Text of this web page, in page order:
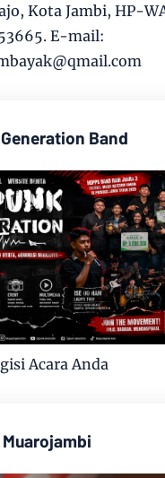
Kota Jambi, HP-
E-mail:
Band
Acara Anda